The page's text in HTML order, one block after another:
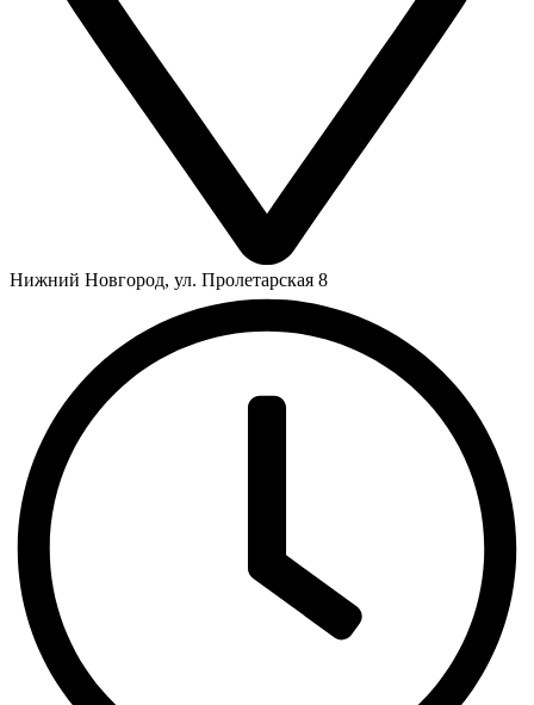
Нижний Новгород, ул. Пролетарская 8